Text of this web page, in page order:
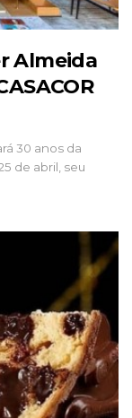
Almeida
30 anos da
de abril, seu